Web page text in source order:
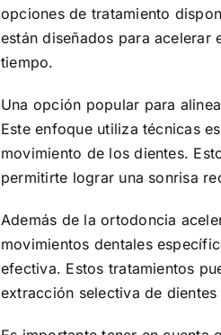
opciones de tratamiento
están diseñados para
tiempo.
Una opción popular para
Este enfoque utiliza técnicas
movimiento de los dientes.
permitirte lograr una sonrisa
Además de la ortodoncia
movimientos dentales
efectiva. Estos tratamientos
extracción selectiva de